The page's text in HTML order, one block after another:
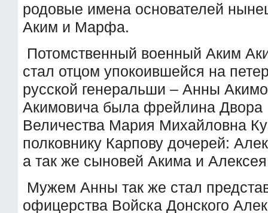
родовые имена основателей
Аким и Марфа.
Потомственный военный Аким
стал отцом упокоившейся на
русской генеральши – Анны
Акимовича была фрейлина Двора
Величества Мария Михайловна
полковнику Карпову дочерей:
а так же сыновей Акима и
Мужем Анны так же стал
офицерства Войска Донского